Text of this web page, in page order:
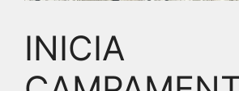
INICIA